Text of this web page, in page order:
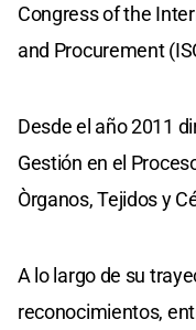
Congress of the
and Procurement
Desde el año 2011
Gestión en el
Òrganos, Tejidos y
A lo largo de su
reconocimientos,